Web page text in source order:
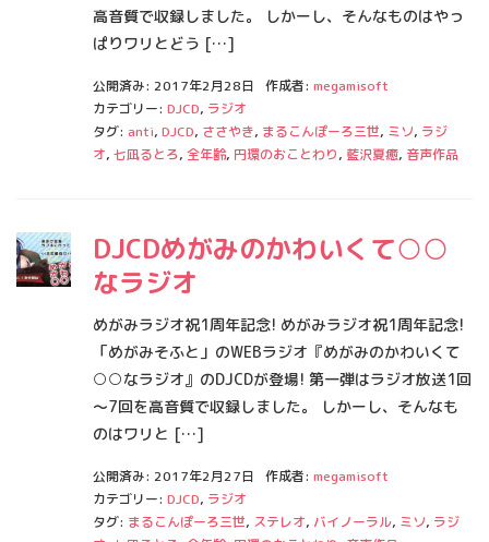
高音質で収録しました。 しかーし、そんなものはやっ
ぱりワリとどう […]
公開済み: 2017年2月28日 作成者: megamisoft
カテゴリー: DJCD, ラジオ
タグ: anti, DJCD, ささやき, まるこんぽーろ三世, ミソ, ラジ
オ, 七凪るとろ, 全年齢, 円環のおことわり, 藍沢夏癒, 音声作品
DJCDめがみのかわいくて○○
なラジオ
めがみラジオ祝1周年記念! めがみラジオ祝1周年記念!
「めがみそふと」のWEBラジオ『めがみのかわいくて
○○なラジオ』のDJCDが登場! 第一弾はラジオ放送1回
～7回を高音質で収録しました。 しかーし、そんなも
のはワリと […]
公開済み: 2017年2月27日 作成者: megamisoft
カテゴリー: DJCD, ラジオ
タグ: まるこんぽーろ三世, ステレオ, バイノーラル, ミソ, ラジ